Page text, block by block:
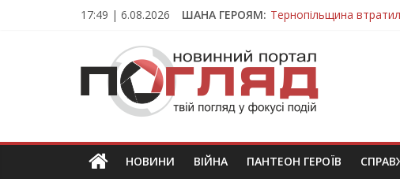
17:49 | 6.08.2026 ШАНА ГЕРОЯМ: Тернопільщина
Тернопільщина в
Під час виконання
На війні загинув
ПОГЛЯД
Новини
Тернополя.
новини
та
НОВИНИ ВІЙНА ПАНТЕОН ГЕРОЇВ